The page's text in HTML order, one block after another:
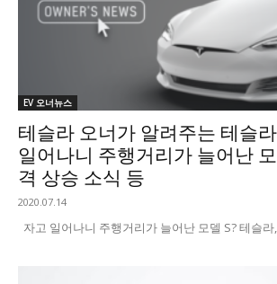
EV 오너뉴스
테슬라 오너가 알려주는 테슬
일어나니 주행거리가 늘어난
격 상승 소식 등
2020.07.14
자고 일어나니 주행거리가 늘어난 모델 S? 테슬라